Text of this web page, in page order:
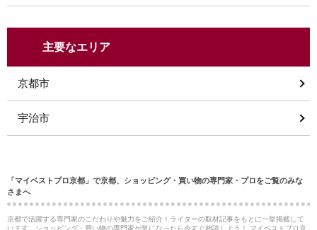
主要なエリア
京都市
宇治市
「マイベストプロ京都」で京都、ショッピング・買い物の専門家・プロをご覧のみな
さまへ
京都で活躍する専門家のこだわりや魅力をご紹介！ライターの取材記事をもとに一挙掲載して
います。ショッピング・買い物の専門家が気になったら今すぐ相談しよう！ マイベストプロ京